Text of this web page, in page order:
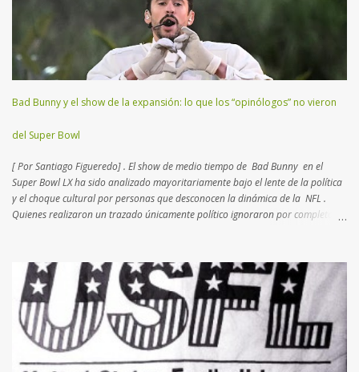
reales en un campo abierto. En lugar de 16 piezas, hay dos equipos de 11
jugadores que se disputan el terreno, donde cada uno deberá transitar
yardas para anotar puntos, trasladando o pateando un balón ovalado. El
Super Bowl (o Super Tazón) es la final del campeonato mundial...
Bad Bunny y el show de la expansión: lo que los “opinólogos” no vieron
del Super Bowl
[ Por Santiago Figueredo] . El show de medio tiempo de Bad Bunny en el
Super Bowl LX ha sido analizado mayoritariamente bajo el lente de la política
y el choque cultural por personas que desconocen la dinámica de la NFL .
Quienes realizaron un trazado únicamente político ignoraron por completo el
para quienes conocemos el deporte fue un movimiento de mercado calculado
hacia los nuevos negocios . Los periodistas que seguimos la NFL desde
hace 20 años, sabemos que la Liga busca intérpretes que atraigan a un
público foráneo. Esta política de "exportación" comenzó en el nuevo milenio
con partidos en México e Inglaterra , destinos con masas críticas de fanáticos.
Recientemente, se entendió que Brasil podría continuar el lazo
latinoamericano con una plaza vital para desem...